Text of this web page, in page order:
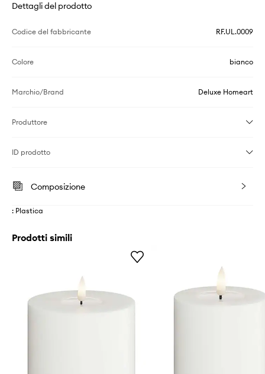
Dettagli del prodotto
Codice del fabbricante RF.UL.0009
Colore bianco
Marchio/Brand Deluxe Homeart
Produttore
ID prodotto
Composizione
: Plastica
Prodotti simili